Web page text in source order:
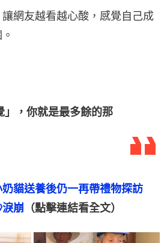
網友越看越心酸，感覺自己成
」，你就是最多餘的那
奶貓送養後仍一再帶禮物探訪
崩 （點擊連結看全文）